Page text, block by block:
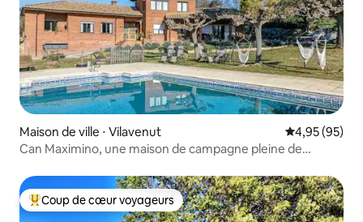
Maison de ville ⋅ Vilavenut Évaluation
4,95 (95)
Can Maximino, une maison de campagne pleine de
Coups de cœur voyageurs les plus appréciés
Coup de cœur voyageurs